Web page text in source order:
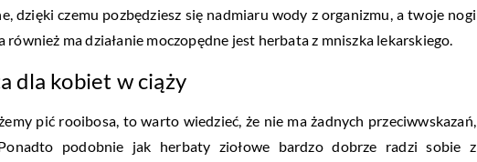
dzięki czemu pozbędziesz się nadmiaru wody z organizmu, a twoje nogi
ma działanie moczopędne jest herbata z mniszka lekarskiego.
dla kobiet w ciąży
pić rooibosa, to warto wiedzieć, że nie ma żadnych przeciwwskazań,
podobnie jak herbaty ziołowe bardzo dobrze radzi sobie z